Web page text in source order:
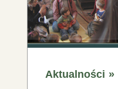
Aktualności »